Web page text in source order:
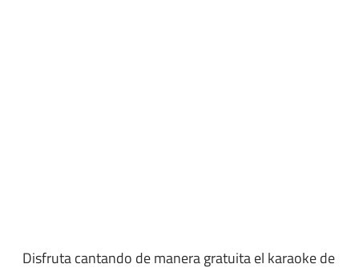
Disfruta cantando de manera gratuita el karaoke de